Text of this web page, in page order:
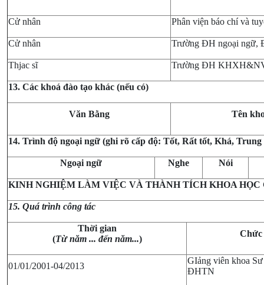
Cử nhân Phân viện báo chí và
Cử nhân Trường ĐH ngoại ngữ,
Thjac sĩ Trường ĐH
13. Các khoá đào tạo khác (nếu có)
Văn Bằng Tên
14. Trình độ ngoại ngữ (ghi rõ cấp độ: Tốt, Rất tốt, Khá,
Ngoại ngữ Nghe Nói
KINH NGHIỆM LÀM VIỆC VÀ THÀNH TÍCH KHOA HỌC
15. Quá trình công tác
Thời gian
(Từ năm ... đến năm...)
Chức
01/01/2001-04/2013
GIảng viên khoa
ĐHTN